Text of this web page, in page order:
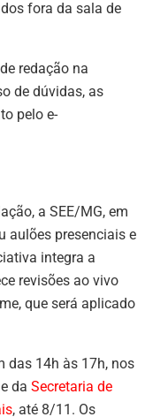
fora da sala de
redação na
de dúvidas, as
pelo e-
a SEE/MG, em
aulões presenciais e
integra a
revisões ao vivo
que será aplicado
das 14h às 17h, nos
e da Secretaria de
, até 8/11. Os